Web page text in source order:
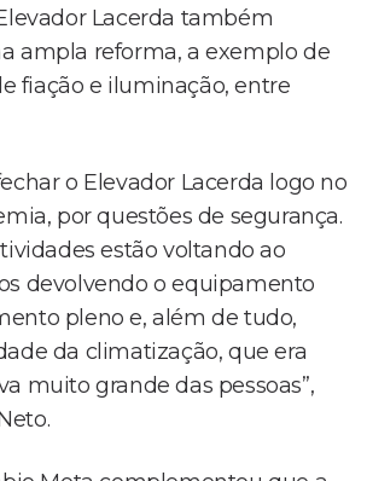
Lacerda também
ampla reforma, a exemplo de
fiação e iluminação, entre
o Elevador Lacerda logo no
por questões de segurança.
estão voltando ao
devolvendo o equipamento
pleno e, além de tudo,
da climatização, que era
muito grande das pessoas”,